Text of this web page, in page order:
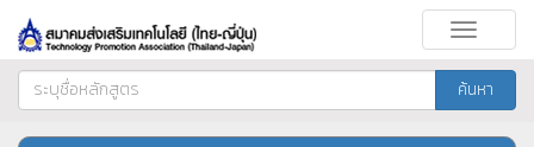
Toggle
ค้นหา